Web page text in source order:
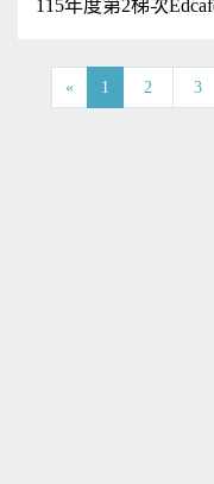
115年度第2梯次
« 1 2 3